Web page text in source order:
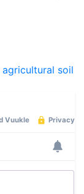
agricultural soil